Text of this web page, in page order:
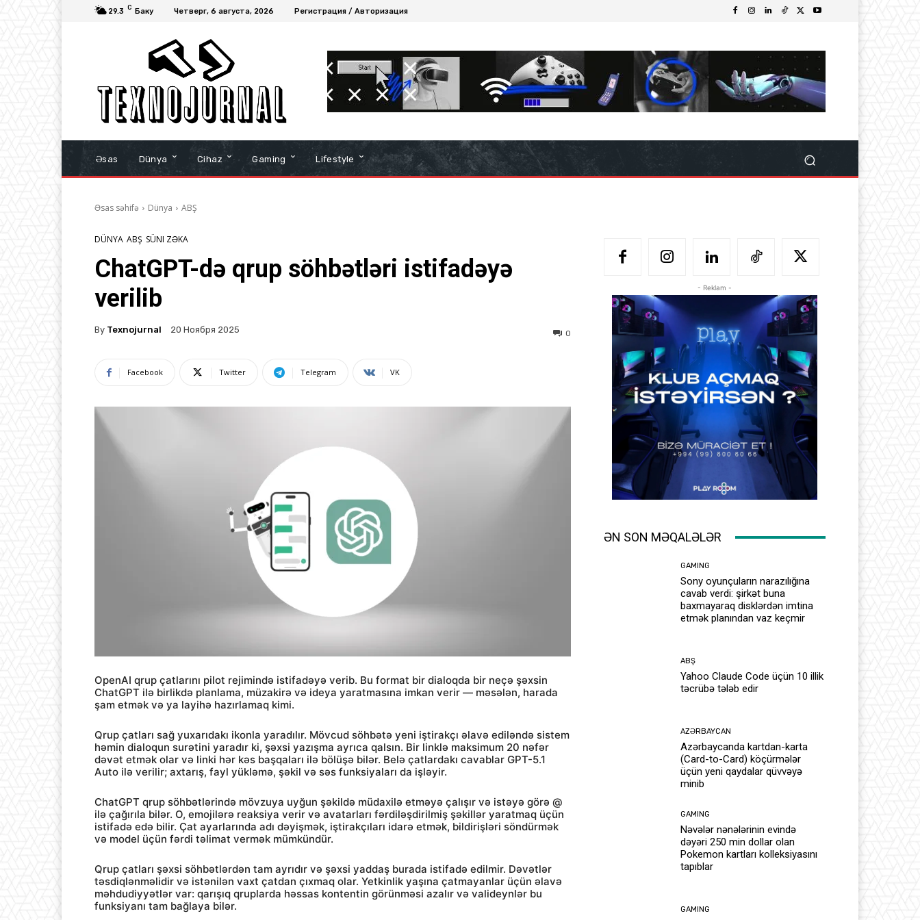
29.3 C Баку Четверг, 6 августа, 2026 Регистрация / Авторизация
Əsas Dünya Cihaz Gaming Lifestyle
Əsas səhifə Dünya ABŞ
DÜNYA ABŞ SÜNI ZƏKA
ChatGPT-də qrup söhbətləri istifadəyə
verilib
By Texnojurnal 20 Ноября 2025 0
Facebook Twitter Telegram VK
OpenAI qrup çatlarını pilot rejimində istifadəyə verib. Bu format bir dialoqda bir neçə şəxsin
ChatGPT ilə birlikdə planlama, müzakirə və ideya yaratmasına imkan verir — məsələn, harada
şam etmək və ya layihə hazırlamaq kimi.
Qrup çatları sağ yuxarıdakı ikonla yaradılır. Mövcud söhbətə yeni iştirakçı əlavə ediləndə sistem
həmin dialoqun surətini yaradır ki, şəxsi yazışma ayrıca qalsın. Bir linklə maksimum 20 nəfər
dəvət etmək olar və linki hər kəs başqaları ilə bölüşə bilər. Belə çatlardakı cavablar GPT-5.1
Auto ilə verilir; axtarış, fayl yükləmə, şəkil və səs funksiyaları da işləyir.
ChatGPT qrup söhbətlərində mövzuya uyğun şəkildə müdaxilə etməyə çalışır və istəyə görə @
ilə çağırıla bilər. O, emojilərə reaksiya verir və avatarları fərdiləşdirilmiş şəkillər yaratmaq üçün
istifadə edə bilir. Çat ayarlarında adı dəyişmək, iştirakçıları idarə etmək, bildirişləri söndürmək
və model üçün fərdi təlimat vermək mümkündür.
Qrup çatları şəxsi söhbətlərdən tam ayrıdır və şəxsi yaddaş burada istifadə edilmir. Dəvətlər
təsdiqlənməlidir və istənilən vaxt çatdan çıxmaq olar. Yetkinlik yaşına çatmayanlar üçün əlavə
məhdudiyyətlər var: qarışıq qruplarda həssas kontentin görünməsi azalır və valideynlər bu
funksiyanı tam bağlaya bilər.
- Reklam -
ƏN SON MƏQALƏLƏR
GAMING
Sony oyunçuların narazılığına
cavab verdi: şirkət buna
baxmayaraq disklərdən imtina
etmək planından vaz keçmir
ABŞ
Yahoo Claude Code üçün 10 illik
təcrübə tələb edir
AZƏRBAYCAN
Azərbaycanda kartdan-karta
(Card-to-Card) köçürmələr
üçün yeni qaydalar qüvvəyə
minib
GAMING
Nəvələr nənələrinin evində
dəyəri 250 min dollar olan
Pokemon kartları kolleksiyasını
tapıblar
GAMING